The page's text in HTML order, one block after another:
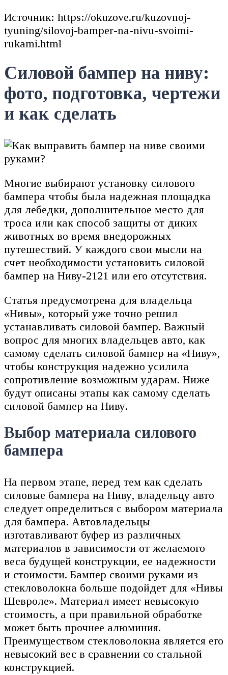
Источник: https://okuzove.ru/kuzovnoj-
tyuning/silovoj-bamper-na-nivu-svoimi-
rukami.html
Силовой бампер на ниву:
фото, подготовка, чертежи
и как сделать
Многие выбирают установку силового
бампера чтобы была надежная площадка
для лебедки, дополнительное место для
троса или как способ защиты от диких
животных во время внедорожных
путешествий. У каждого свои мысли на
счет необходимости установить силовой
бампер на Ниву-2121 или его отсутствия.
Статья предусмотрена для владельца
«Нивы», который уже точно решил
устанавливать силовой бампер. Важный
вопрос для многих владельцев авто, как
самому сделать силовой бампер на «Ниву»,
чтобы конструкция надежно усилила
сопротивление возможным ударам. Ниже
будут описаны этапы как самому сделать
силовой бампер на Ниву.
Выбор материала силового
бампера
На первом этапе, перед тем как сделать
силовые бампера на Ниву, владельцу авто
следует определиться с выбором материала
для бампера. Автовладельцы
изготавливают буфер из различных
материалов в зависимости от желаемого
веса будущей конструкции, ее надежности
и стоимости. Бампер своими руками из
стекловолокна больше подойдет для «Нивы
Шевроле». Материал имеет невысокую
стоимость, а при правильной обработке
может быть прочнее алюминия.
Преимуществом стекловолокна является его
невысокий вес в сравнении со стальной
конструкцией.